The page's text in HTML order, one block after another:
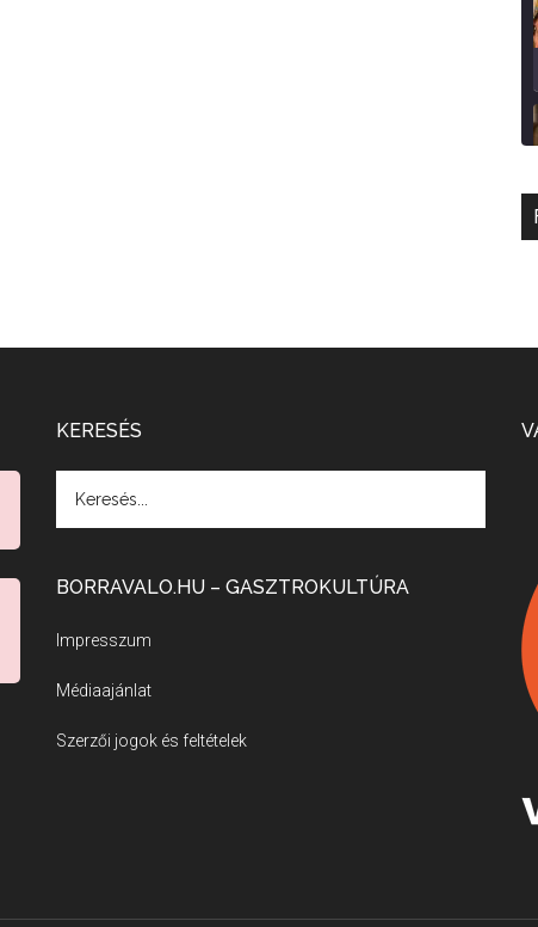
KERESÉS
BORRAVALO.HU – GASZTROKULTÚRA
Impresszum
Médiaajánlat
Szerzői jogok és feltételek